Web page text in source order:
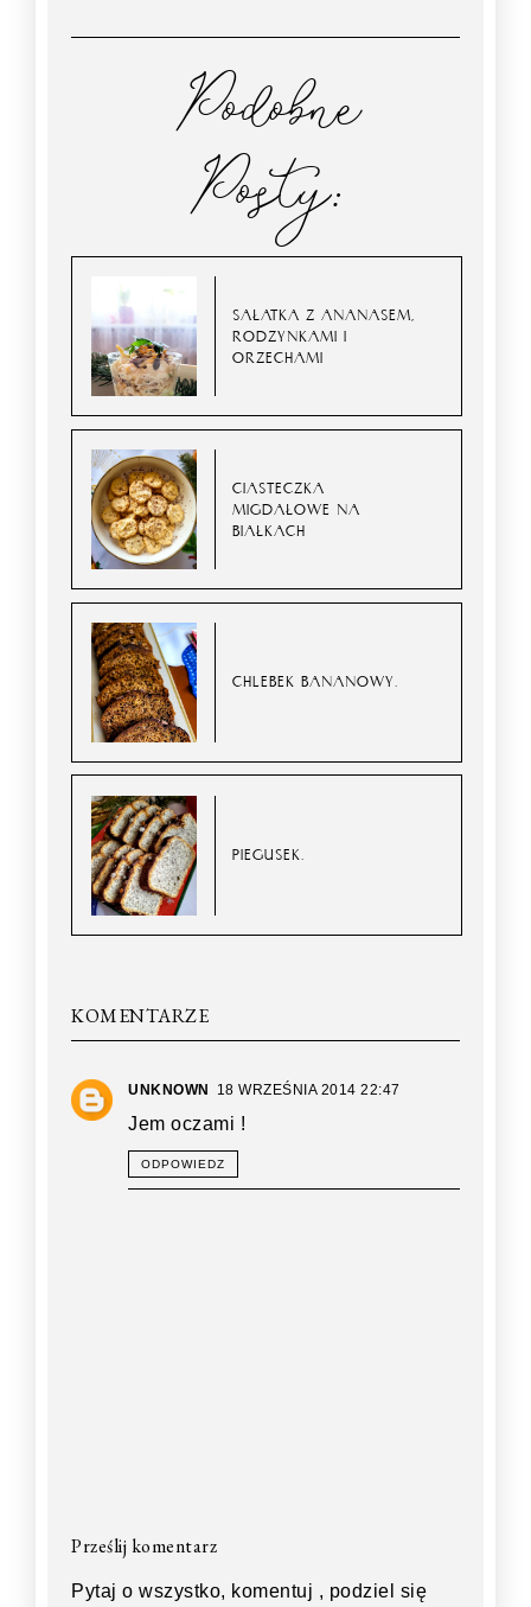
Podobne
Posty:
SAŁATKA Z ANANASEM,
RODZYNKAMI I
ORZECHAMI
CIASTECZKA
MIGDAŁOWE NA
BIAŁKACH
CHLEBEK BANANOWY.
PIEGUSEK.
KOMENTARZE
UNKNOWN 18 WRZEŚNIA 2014 22:47
Jem oczami !
ODPOWIEDZ
Prześlij komentarz
Pytaj o wszystko, komentuj , podziel się